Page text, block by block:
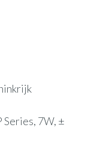
Series, 7W, ±